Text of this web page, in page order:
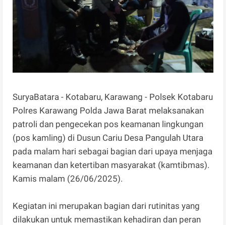
SuryaBatara - Kotabaru, Karawang - Polsek Kotabaru
Polres Karawang Polda Jawa Barat melaksanakan
patroli dan pengecekan pos keamanan lingkungan
(pos kamling) di Dusun Cariu Desa Pangulah Utara
pada malam hari sebagai bagian dari upaya menjaga
keamanan dan ketertiban masyarakat (kamtibmas).
Kamis malam (26/06/2025).
Kegiatan ini merupakan bagian dari rutinitas yang
dilakukan untuk memastikan kehadiran dan peran